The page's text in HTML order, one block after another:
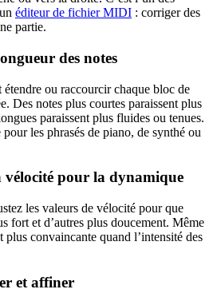
éditeur de fichier MIDI : corriger des
partie.
des notes
ou raccourcir chaque bloc de
Des notes plus courtes paraissent plus
paraissent plus fluides ou tenues.
les phrasés de piano, de synthé ou
pour la dynamique
les valeurs de vélocité pour que
fort et d’autres plus doucement. Même
convaincante quand l’intensité des
et affiner